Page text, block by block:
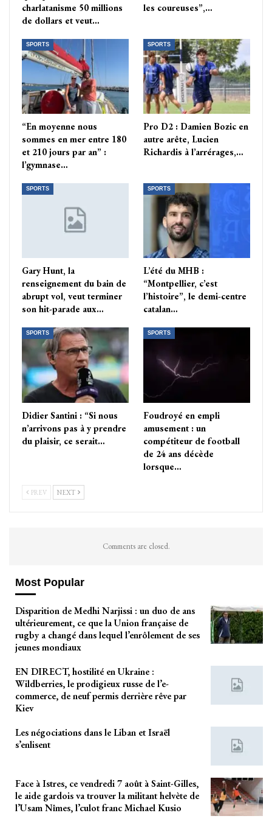
charlatanisme 50 millions
de dollars et veut…
les coureuses”,…
SPORTS
“En moyenne nous
sommes en mer entre 180
et 210 jours par an” :
l’gymnase…
SPORTS
Pro D2 : Damien Bozic en
autre arête, Lucien
Richardis à l’arrérages,…
SPORTS
Gary Hunt, la
renseignement du bain de
abrupt vol, veut terminer
son hit-parade aux…
SPORTS
L’été du MHB :
“Montpellier, c’est
l’histoire”, le demi-centre
catalan…
SPORTS
Didier Santini : “Si nous
n’arrivons pas à y prendre
du plaisir, ce serait…
SPORTS
Foudroyé en empli
amusement : un
compétiteur de football
de 24 ans décède
lorsque…
PREV NEXT
Comments are closed.
Most Popular
Disparition de Medhi Narjissi : un duo de ans
ultérieurement, ce que la Union française de
rugby a changé dans lequel l’enrôlement de ses
jeunes mondiaux
EN DIRECT, hostilité en Ukraine :
Wildberries, le prodigieux russe de l’e-
commerce, de neuf permis derrière rêve par
Kiev
Les négociations dans le Liban et Israël
s’enlisent
Face à Istres, ce vendredi 7 août à Saint-Gilles,
le aide gardois va trouver la militant helvète de
l’Usam Nîmes, l’culot franc Michael Kusio